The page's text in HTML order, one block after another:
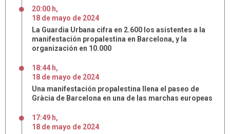
20:00 h,
18 de mayo de 2024
La Guardia Urbana cifra en 2.600 los asistentes a la
manifestación propalestina en Barcelona, y la
organización en 10.000
18:44 h,
18 de mayo de 2024
Una manifestación propalestina llena el paseo de
Gràcia de Barcelona en una de las marchas europeas
17:49 h,
18 de mayo de 2024